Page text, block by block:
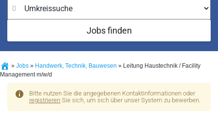
Jobs finden
» Jobs » Handwerk, Technik, Bauwesen » Leitung Haustechnik / Facility
Management m/w/d
Bitte nutzen Sie die angegebenen Kontaktinformationen oder
registrieren Sie sich, um sich über unser System zu bewerben.